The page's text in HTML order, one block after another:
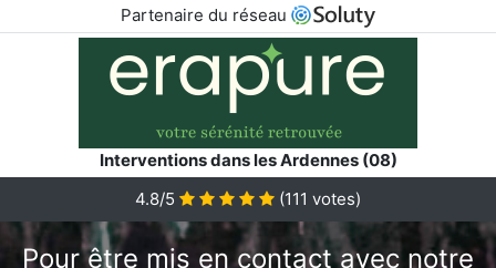
Partenaire du réseau
Interventions dans les Ardennes (08)
4.8/5
(111 votes)
Pour être mis en contact avec notre